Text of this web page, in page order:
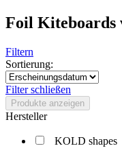
Foil Kiteboards
Filtern
Sortierung:
Filter schließen
Produkte anzeigen
Hersteller
KOLD shapes